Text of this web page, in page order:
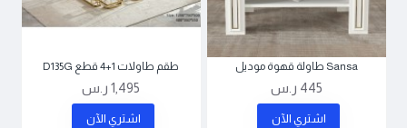
Sansa طاولة قهوة موديل
445 ر.س
اشتري اﻵن
طقم طاولات 1+4 قطع D135G
1,495 ر.س
اشتري اﻵن